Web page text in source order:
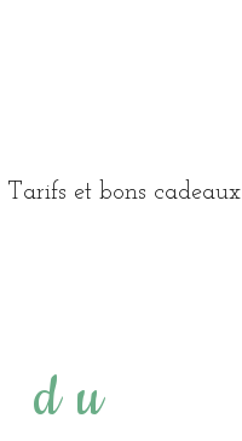
Tarifs et bons cadeaux